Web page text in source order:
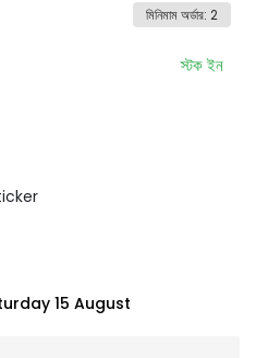
মিনিমাম অর্ডার: 2
স্টক ইন
15 August